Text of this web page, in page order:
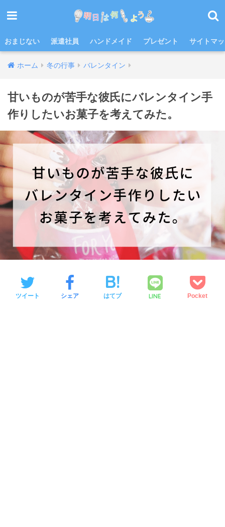
おまじない 派遣社員 ハンドメイド プレゼント サイトマ
ホーム 冬の行事 バレンタイン
甘いものが苦手な彼氏にバレンタイン手
作りしたいお菓子を考えてみた。
ツイート シェア はてブ LINE Pocket